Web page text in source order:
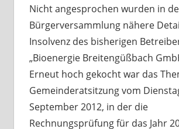
Nicht angesprochen wurden in
Bürgerversammlung nähere
Insolvenz des bisherigen
„Bioenergie Breitengüßbach
Erneut hoch gekocht war das
Gemeinderatsitzung vom
September 2012, in der die
Rechnungsprüfung für das Jahr